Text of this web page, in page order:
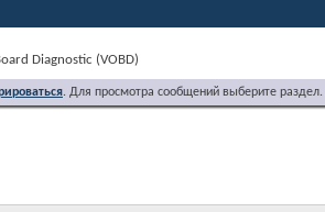
Diagnostic (VOBD)
. Для просмотра сообщений выберите раздел.